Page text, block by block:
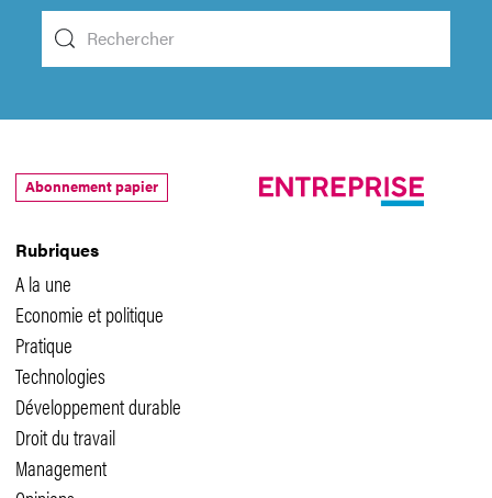
Rubriques
A la une
Economie et politique
Pratique
Technologies
Développement durable
Droit du travail
Management
Abonnement papier